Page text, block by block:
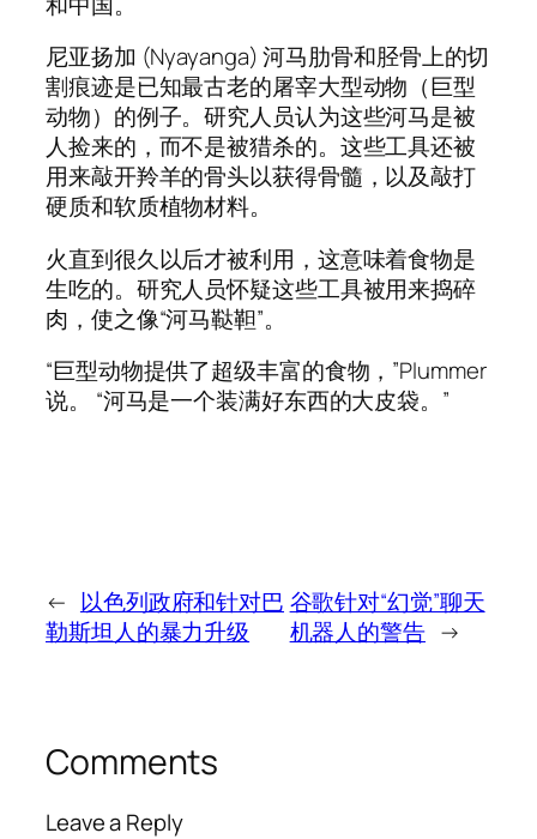
尼亚扬加 (Nyayanga) 河马肋骨和胫骨上的切
割痕迹是已知最古老的屠宰大型动物（巨型
动物）的例子。研究人员认为这些河马是被
人捡来的，而不是被猎杀的。这些工具还被
用来敲开羚羊的骨头以获得骨髓，以及敲打
硬质和软质植物材料。
火直到很久以后才被利用，这意味着食物是
生吃的。研究人员怀疑这些工具被用来捣碎
肉，使之像“河马鞑靼”。
“巨型动物提供了超级丰富的食物，”Plummer
说。 “河马是一个装满好东西的大皮袋。”
← 以色列政府和针对巴
勒斯坦人的暴力升级
谷歌针对“幻觉”聊天
机器人的警告 →
Comments
Leave a Reply